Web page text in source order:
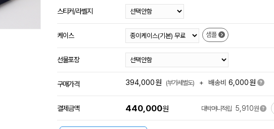
스티커/라벨지
케이스 샘플
선물포장
구매가격 394,000원 (부가세별도) + 배송비 6,000원
결제금액 440,000원 대박머니적립 5,910원